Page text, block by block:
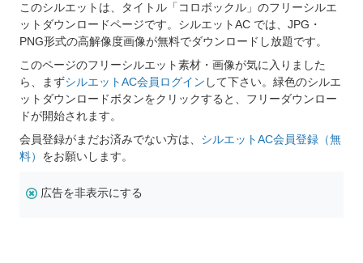
このシルエットは、タイトル「コロボックル」のフリーシルエ
ットダウンロードページです。シルエットAC では、JPG・
PNG形式の高解像度画像が無料でダウンロードし放題です。
このページのフリーシルエット素材・画像が気に入りました
ら、まずシルエットAC会員ログイン して下さい。緑色のシルエ
ットダウンロードボタンをクリックすると、フリーダウンロー
ドが開始されます。
会員登録がまだお済みでない方は、 シルエットAC会員登録（無
料） をお願いします。
広告を非表示にする